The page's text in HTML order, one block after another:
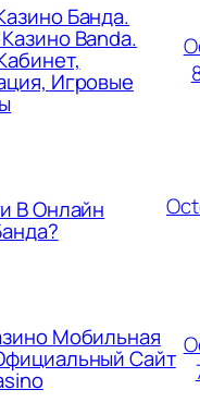
Банда.
Banda.
Игровые
В Онлайн
Мобильная
Сайт